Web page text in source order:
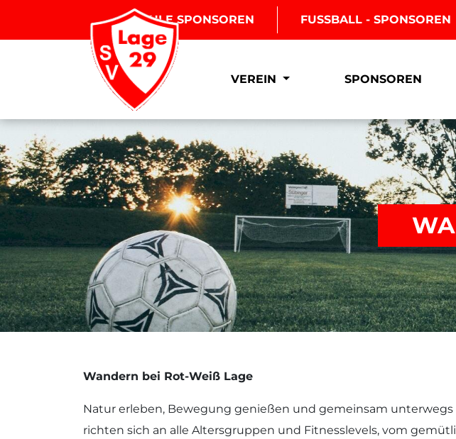
BOULE SPONSOREN FUSSBALL - SPONSOREN
VEREIN SPONSOREN
Wandern bei Rot-Weiß Lage
Natur erleben, Bewegung genießen und gemeinsam
richten sich an alle Altersgruppen und Fitnesslevels, vom